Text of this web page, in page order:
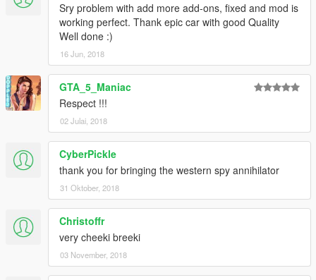
Sry problem with add more add-ons, fixed and mod is
working perfect. Thank epic car with good Quality
Well done :)
16 Jun, 2018
GTA_5_Maniac
Respect !!!
02 Julai, 2018
CyberPickle
thank you for bringing the western spy annihilator
31 Oktober, 2018
Christoffr
very cheeki breeki
03 November, 2018